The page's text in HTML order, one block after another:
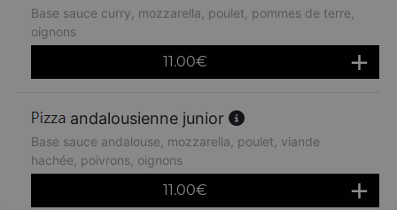
Base sauce curry, mozzarella, poulet, pommes de terre,
oignons
11.00€
andalousienne junior
Base sauce andalouse, mozzarella, poulet, viande
hachée, poivrons, oignons
11.00€